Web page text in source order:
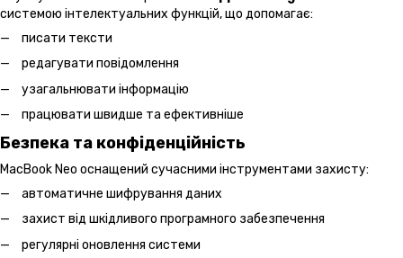
системою інтелектуальних функцій, що допомагає:
писати тексти
редагувати повідомлення
узагальнювати інформацію
працювати швидше та ефективніше
Безпека та конфіденційність
MacBook Neo оснащений сучасними інструментами захисту:
автоматичне шифрування даних
захист від шкідливого програмного забезпечення
регулярні оновлення системи